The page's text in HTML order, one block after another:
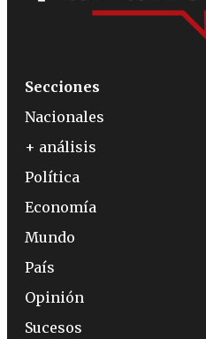
Secciones
Nacionales
+ análisis
Política
Economía
Mundo
País
Opinión
Sucesos